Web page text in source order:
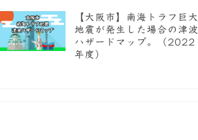
【大阪市】南海トラフ巨大
地震が発生した場合の津波
ハザードマップ。（2022
年度）